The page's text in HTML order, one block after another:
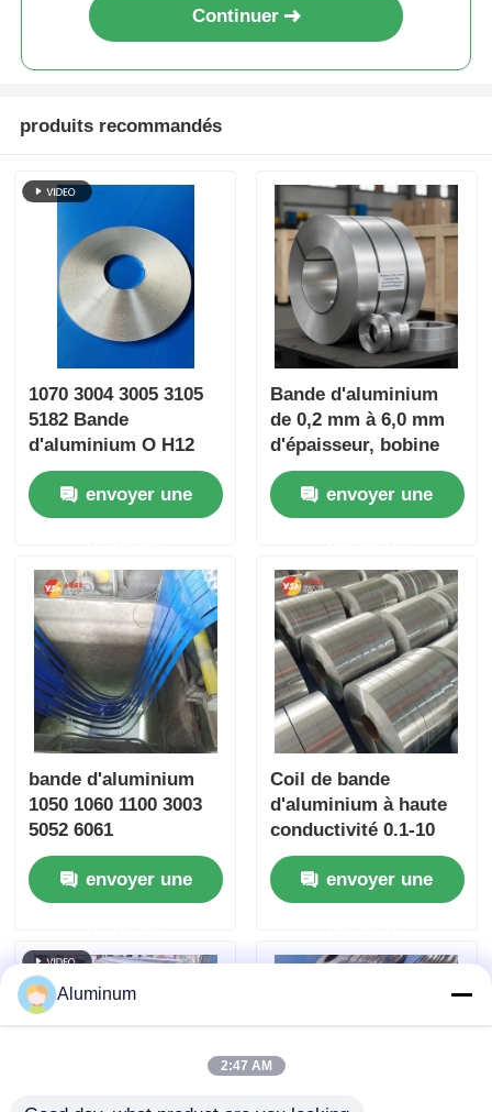
Continuer
produits recommandés
1070 3004 3005 3105
5182 Bande
d'aluminium O H12
H14 H18 Laminée à
froid et à chaud 0,2-4
mm Largeur de
Barre omnibus avec
certification ASTM EN
JIS ISO SGS ROHS
envoyer une
Bande d'aluminium
de 0,2 mm à 6,0 mm
d'épaisseur, bobine
de taille
personnalisée,
adaptée à l'emballage
projets de
construction
envoyer une
bande d'aluminium
1050 1060 1100 3003
5052 6061
transformateur
enroulement
éclairage LED
de miel noyau stores
vénitiens tuyau en
aluminium plastique
personnalisé largeur
envoyer une
Coil de bande
d'aluminium à haute
conductivité 0.1-10
mm bande fente
personnalisée pour le
câble de connecteur
Transformateur de
envoyer une
Aluminum
2:47 AM